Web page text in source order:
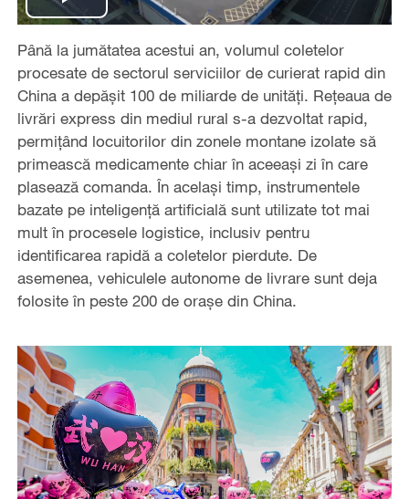
Play
Video
Până la jumătatea acestui an, volumul coletelor
procesate de sectorul serviciilor de curierat rapid din
China a depășit 100 de miliarde de unități. Rețeaua de
livrări express din mediul rural s-a dezvoltat rapid,
permițând locuitorilor din zonele montane izolate să
primească medicamente chiar în aceeași zi în care
plasează comanda. În același timp, instrumentele
bazate pe inteligență artificială sunt utilizate tot mai
mult în procesele logistice, inclusiv pentru
identificarea rapidă a coletelor pierdute. De
asemenea, vehiculele autonome de livrare sunt deja
folosite în peste 200 de orașe din China.